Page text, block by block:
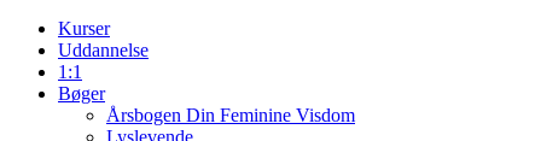
Kurser
Uddannelse
1:1
Bøger
Årsbogen Din Feminine Visdom